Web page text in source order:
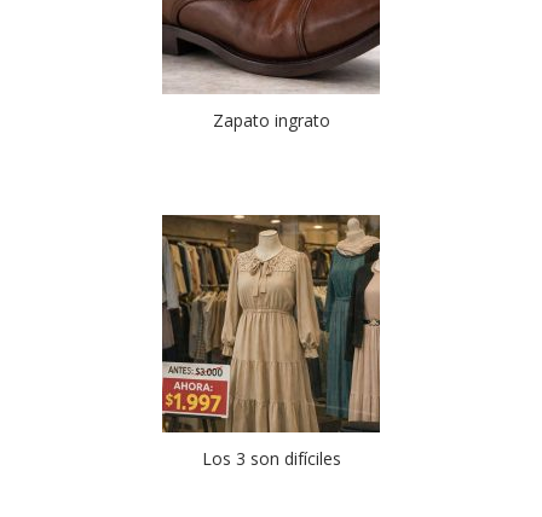
Zapato ingrato
Los 3 son difíciles